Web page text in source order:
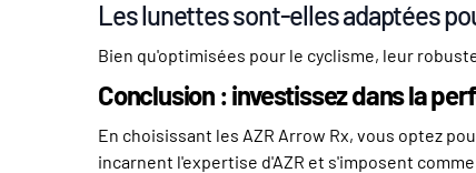
Les lunettes sont-elles adaptées
Bien qu'optimisées pour le cyclisme, leur
Conclusion : investissez dans la
En choisissant les AZR Arrow Rx, vous optez
incarnent l'expertise d'AZR et s'imposent